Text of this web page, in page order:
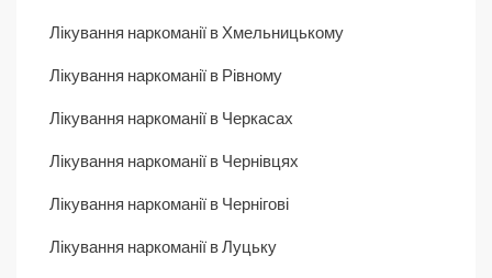
Лікування наркоманії в Хмельницькому
Лікування наркоманії в Рівному
Лікування наркоманії в Черкасах
Лікування наркоманії в Чернівцях
Лікування наркоманії в Чернігові
Лікування наркоманії в Луцьку